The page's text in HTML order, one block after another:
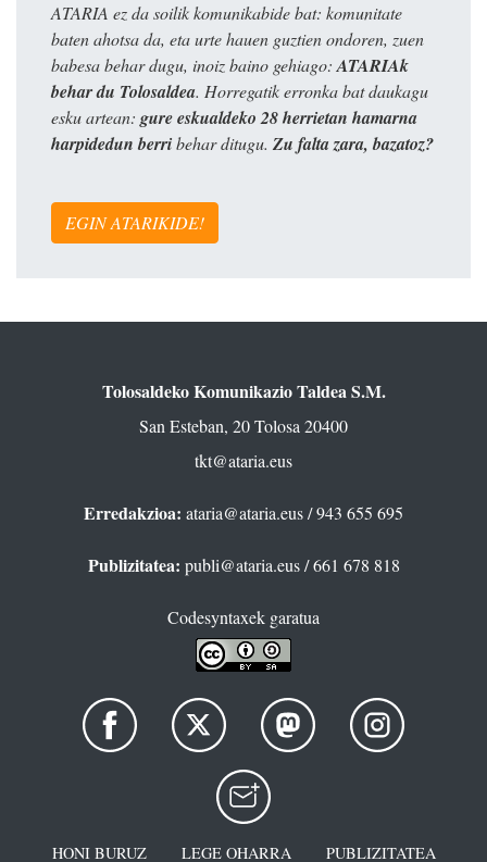
ATARIA ez da soilik komunikabide bat: komunitate
baten ahotsa da, eta urte hauen guztien ondoren, zuen
babesa behar dugu, inoiz baino gehiago: ATARIAk
behar du Tolosaldea. Horregatik erronka bat daukagu
esku artean: gure eskualdeko 28 herrietan hamarna
harpidedun berribehar ditugu. Zu falta zara, bazatoz?
EGIN ATARIKIDE!
Tolosaldeko Komunikazio Taldea S.M.
San Esteban, 20 Tolosa 20400
tkt@ataria.eus
Erredakzioa: ataria@ataria.eus/ 943 655 695
Publizitatea: publi@ataria.eus/ 661 678 818
Codesyntaxek garatua
HONI BURUZ LEGE OHARRA
PUBLIZITATEA